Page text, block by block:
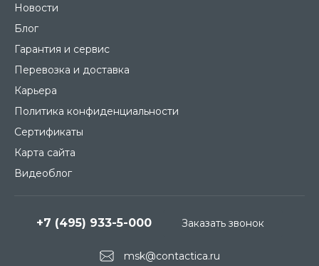
Новости
Блог
Гарантия и сервис
Перевозка и доставка
Карьера
Политика конфиденциальности
Сертификаты
Карта сайта
Видеоблог
msk@contactica.ru
+7 (495) 933-5-000 Заказать звонок